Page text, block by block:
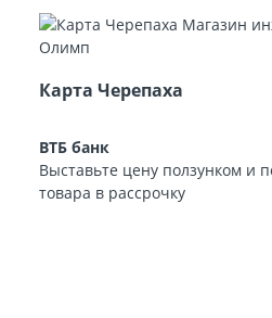
Карта Черепаха
ВТБ банк
Выставьте цену ползунком и
товара в рассрочку